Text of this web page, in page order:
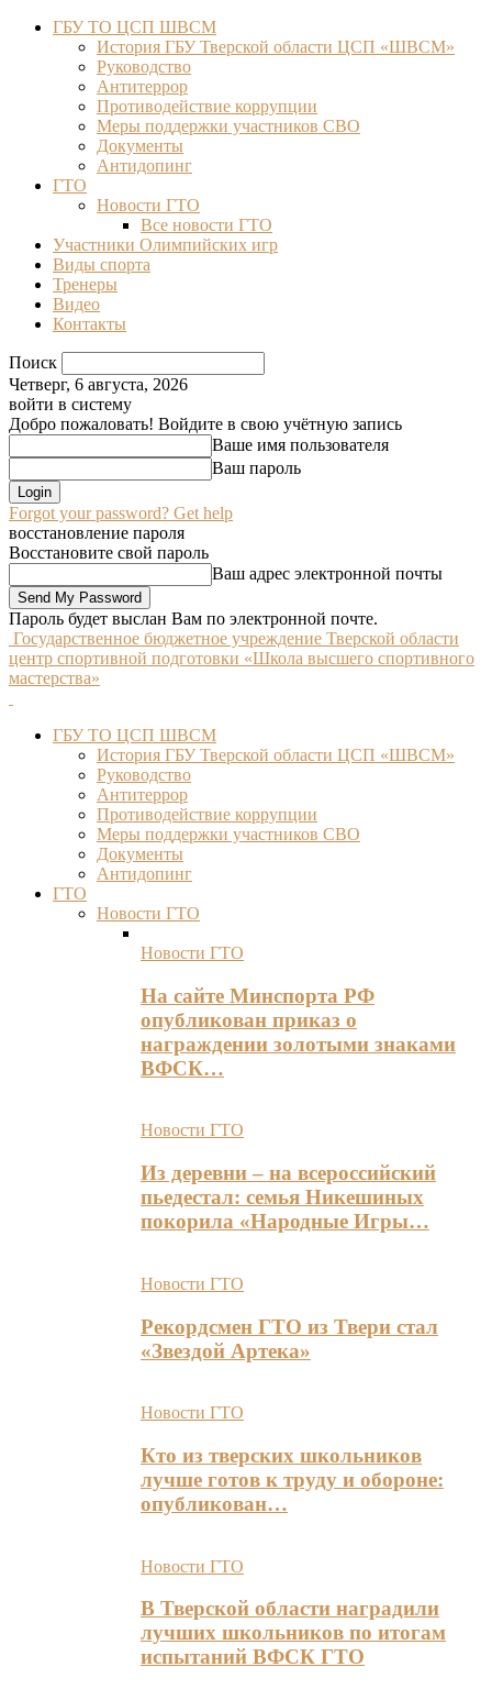
ГБУ ТО ЦСП ШВСМ
История ГБУ Тверской области ЦСП «ШВСМ»
Руководство
Антитеррор
Противодействие коррупции
Меры поддержки участников СВО
Документы
Антидопинг
ГТО
Новости ГТО
Все новости ГТО
Участники Олимпийских игр
Виды спорта
Тренеры
Видео
Контакты
Поиск
Четверг, 6 августа, 2026
войти в систему
Добро пожаловать! Войдите в свою учётную запись
Ваше имя пользователя
Ваш пароль
Forgot your password? Get help
восстановление пароля
Восстановите свой пароль
Ваш адрес электронной почты
Пароль будет выслан Вам по электронной почте.
Государственное бюджетное учреждение Тверской области
центр спортивной подготовки «Школа высшего спортивного
мастерства»
ГБУ ТО ЦСП ШВСМ
История ГБУ Тверской области ЦСП «ШВСМ»
Руководство
Антитеррор
Противодействие коррупции
Меры поддержки участников СВО
Документы
Антидопинг
ГТО
Новости ГТО
Новости ГТО
На сайте Минспорта РФ
опубликован приказ о
награждении золотыми знаками
ВФСК…
Новости ГТО
Из деревни – на всероссийский
пьедестал: семья Никешиных
покорила «Народные Игры…
Новости ГТО
Рекордсмен ГТО из Твери стал
«Звездой Артека»
Новости ГТО
Кто из тверских школьников
лучше готов к труду и обороне:
опубликован…
Новости ГТО
В Тверской области наградили
лучших школьников по итогам
испытаний ВФСК ГТО